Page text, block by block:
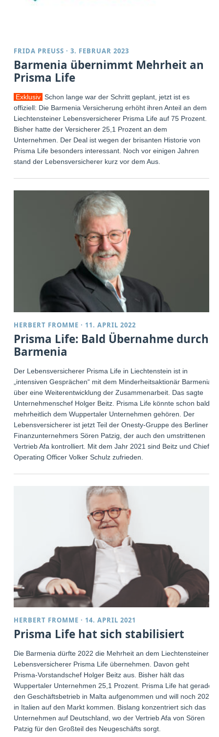
FRIDA PREUSS ·3. FEBRUAR 2023
Barmenia übernimmt Mehrheit an
Prisma Life
Exklusiv Schon lange war der Schritt geplant, jetzt ist es
offiziell: Die Barmenia Versicherung erhöht ihren Anteil an dem
Liechtensteiner Lebensversicherer Prisma Life auf 75 Prozent.
Bisher hatte der Versicherer 25,1 Prozent an dem
Unternehmen. Der Deal ist wegen der brisanten Historie von
Prisma Life besonders interessant. Noch vor einigen Jahren
stand der Lebensversicherer kurz vor dem Aus.
HERBERT FROMME · 11. APRIL 2022
Prisma Life: Bald Übernahme durch
Barmenia
Der Lebensversicherer Prisma Life in Liechtenstein ist in
„intensiven Gesprächen“ mit dem Minderheitsaktionär Barmenia
über eine Weiterentwicklung der Zusammenarbeit. Das sagte
Unternehmenschef Holger Beitz. Prisma Life könnte schon bald
mehrheitlich dem Wuppertaler Unternehmen gehören. Der
Lebensversicherer ist jetzt Teil der Onesty-Gruppe des Berliner
Finanzunternehmers Sören Patzig, der auch den umstrittenen
Vertrieb Afa kontrolliert. Mit dem Jahr 2021 sind Beitz und Chief
Operating Officer Volker Schulz zufrieden.
HERBERT FROMME · 14. APRIL 2021
Prisma Life hat sich stabilisiert
Die Barmenia dürfte 2022 die Mehrheit an dem Liechtensteiner
Lebensversicherer Prisma Life übernehmen. Davon geht
Prisma-Vorstandschef Holger Beitz aus. Bisher hält das
Wuppertaler Unternehmen 25,1 Prozent. Prisma Life hat gerade
den Geschäftsbetrieb in Malta aufgenommen und will noch 2021
in Italien auf den Markt kommen. Bislang konzentriert sich das
Unternehmen auf Deutschland, wo der Vertrieb Afa von Sören
Patzig für den Großteil des Neugeschäfts sorgt.